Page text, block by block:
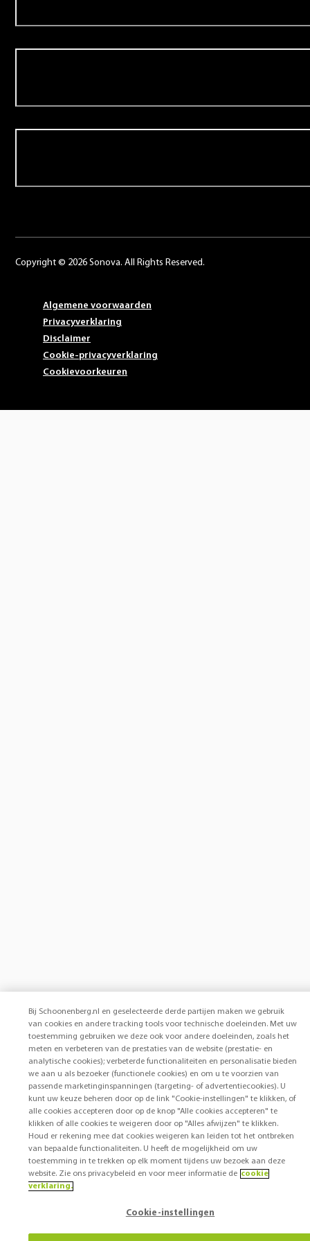
Copyright © 2026 Sonova. All Rights Reserved.
Algemene voorwaarden
Privacyverklaring
Disclaimer
Cookie-privacyverklaring
Cookievoorkeuren
Bij Schoonenberg.nl en geselecteerde derde partijen maken we gebruik
van cookies en andere tracking tools voor technische doeleinden. Met uw
toestemming gebruiken we deze ook voor andere doeleinden, zoals het
meten en verbeteren van de prestaties van de website (prestatie- en
analytische cookies); verbeterde functionaliteiten en personalisatie bieden
we aan u als bezoeker (functionele cookies) en om u te voorzien van
passende marketinginspanningen (targeting- of advertentiecookies). U
kunt uw keuze beheren door op de link "Cookie-instellingen" te klikken, of
alle cookies accepteren door op de knop "Alle cookies accepteren" te
klikken of alle cookies te weigeren door op "Alles afwijzen" te klikken.
Houd er rekening mee dat cookies weigeren kan leiden tot het ontbreken
van bepaalde functionaliteiten. U heeft de mogelijkheid om uw
toestemming in te trekken op elk moment tijdens uw bezoek aan deze
website. Zie ons privacybeleid en voor meer informatie de cookie
verklaring.
Cookie-instellingen